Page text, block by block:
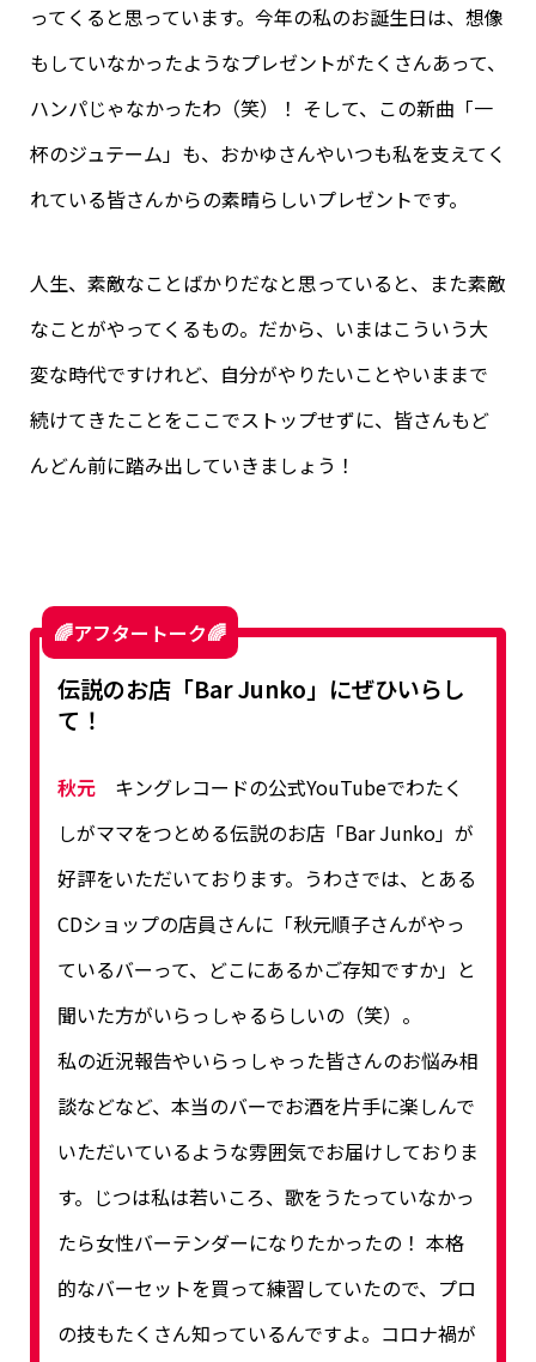
ってくると思っています。今年の私のお誕生日は、想像
もしていなかったようなプレゼントがたくさんあって、
ハンパじゃなかったわ（笑）！ そして、この新曲「一
杯のジュテーム」も、おかゆさんやいつも私を支えてく
れている皆さんからの素晴らしいプレゼントです。
人生、素敵なことばかりだなと思っていると、また素敵
なことがやってくるもの。だから、いまはこういう大
変な時代ですけれど、自分がやりたいことやいままで
続けてきたことをここでストップせずに、皆さんもど
んどん前に踏み出していきましょう！
🌈アフタートーク🌈
伝説のお店「Bar Junko」にぜひいらし
て！
秋元キングレコードの公式YouTubeでわたく
しがママをつとめる伝説のお店「Bar Junko」が
好評をいただいております。うわさでは、とある
CDショップの店員さんに「秋元順子さんがやっ
ているバーって、どこにあるかご存知ですか」と
聞いた方がいらっしゃるらしいの（笑）。
私の近況報告やいらっしゃった皆さんのお悩み相
談などなど、本当のバーでお酒を片手に楽しんで
いただいているような雰囲気でお届けしておりま
す。じつは私は若いころ、歌をうたっていなかっ
たら女性バーテンダーになりたかったの！ 本格
的なバーセットを買って練習していたので、プロ
の技もたくさん知っているんですよ。コロナ禍が